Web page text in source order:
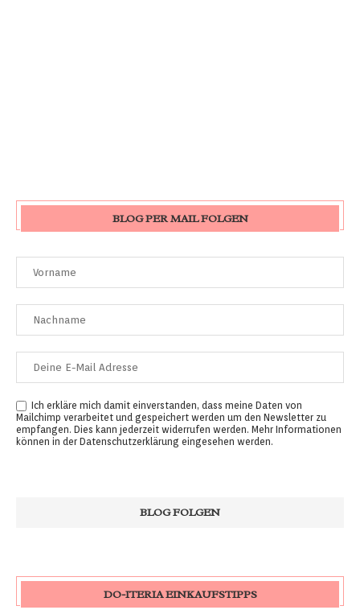
BLOG PER MAIL FOLGEN
Ich erkläre mich damit einverstanden, dass meine Daten von
Mailchimp verarbeitet und gespeichert werden um den Newsletter zu
empfangen. Dies kann jederzeit widerrufen werden. Mehr Informationen
können in der Datenschutzerklärung eingesehen werden.
DO-ITERIA EINKAUFSTIPPS